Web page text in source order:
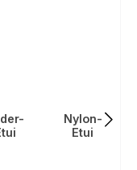
Nylon-
Etui